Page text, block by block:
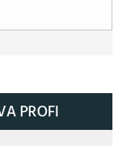
PROFI